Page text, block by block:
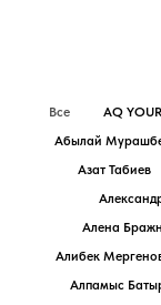
Все AQ
Абылай
Азат Табиев
Алена
Алибек
Алпамыс